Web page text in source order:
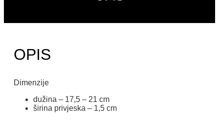
OPIS
Dimenzije
dužina – 17,5 – 21 cm
širina privjeska – 1,5 cm